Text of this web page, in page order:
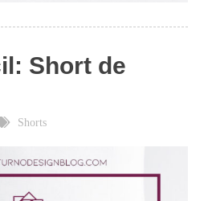
Short de
Shorts